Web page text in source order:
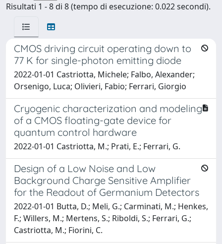
Risultati 1 - 8 di 8 (tempo di esecuzione: 0.022 secondi).
CMOS driving circuit operating down to
77 K for single-photon emitting diode
2022-01-01 Castriotta, Michele; Falbo, Alexander;
Orsenigo, Luca; Olivieri, Fabio; Ferrari, Giorgio
Cryogenic characterization and modeling
of a CMOS floating-gate device for
quantum control hardware
2022-01-01 Castriotta, M.; Prati, E.; Ferrari, G.
Design of a Low Noise and Low
Background Charge Sensitive Amplifier
for the Readout of Germanium Detectors
2022-01-01 Butta, D.; Meli, G.; Carminati, M.; Henkes,
F.; Willers, M.; Mertens, S.; Riboldi, S.; Ferrari, G.;
Castriotta, M.; Fiorini, C.